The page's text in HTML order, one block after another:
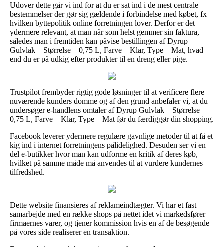
Udover dette går vi ind for at du er sat ind i de mest centrale
bestemmelser der gør sig gældende i forbindelse med købet, fx
hvilken byttepolitik online forretningen lover. Derfor er det
ydermere relevant, at man når som helst gemmer sin faktura,
således man i fremtiden kan påvise bestillingen af Dyrup
Gulvlak – Størrelse – 0,75 L, Farve – Klar, Type – Mat, hvad
end du er på udkig efter produkter til en dreng eller pige.
Trustpilot frembyder rigtig gode løsninger til at verificere flere
nuværende kunders domme og af den grund anbefaler vi, at du
undersøger e-handlens omtaler af Dyrup Gulvlak – Størrelse –
0,75 L, Farve – Klar, Type – Mat før du færdiggør din shopping.
Facebook leverer ydermere regulære gavnlige metoder til at få et
kig ind i internet forretningens pålidelighed. Desuden ser vi en
del e-butikker hvor man kan udforme en kritik af deres køb,
hvilket på samme måde må anvendes til at vurdere kundernes
tilfredshed.
Dette website finansieres af reklameindtægter. Vi har et fast
samarbejde med en række shops på nettet idet vi markedsfører
firmaernes varer, og tjener kommission hvis en af de besøgende
på vores side realiserer en transaktion.